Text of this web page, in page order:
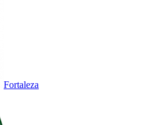
Fortaleza